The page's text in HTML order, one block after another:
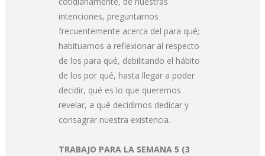
intenciones, preguntarnos
frecuentemente acerca del para qué;
habituarnos a reflexionar al respecto
de los para qué, debilitando el hábito
de los por qué, hasta llegar a poder
decidir, qué es lo que queremos
revelar, a qué decidimos dedicar y
consagrar nuestra existencia.
TRABAJO PARA LA SEMANA 5 (3